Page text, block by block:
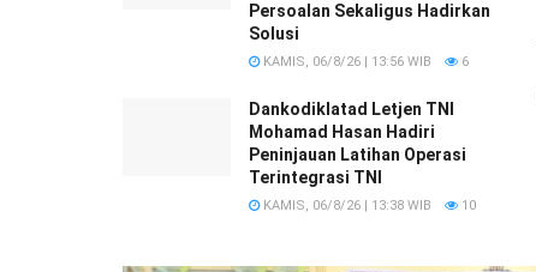
Persoalan Sekaligus Hadirkan
Solusi
KAMIS, 06/8/26 | 13:56 WIB 6
Dankodiklatad Letjen TNI
Mohamad Hasan Hadiri
Peninjauan Latihan Operasi
Terintegrasi TNI
KAMIS, 06/8/26 | 13:38 WIB 10